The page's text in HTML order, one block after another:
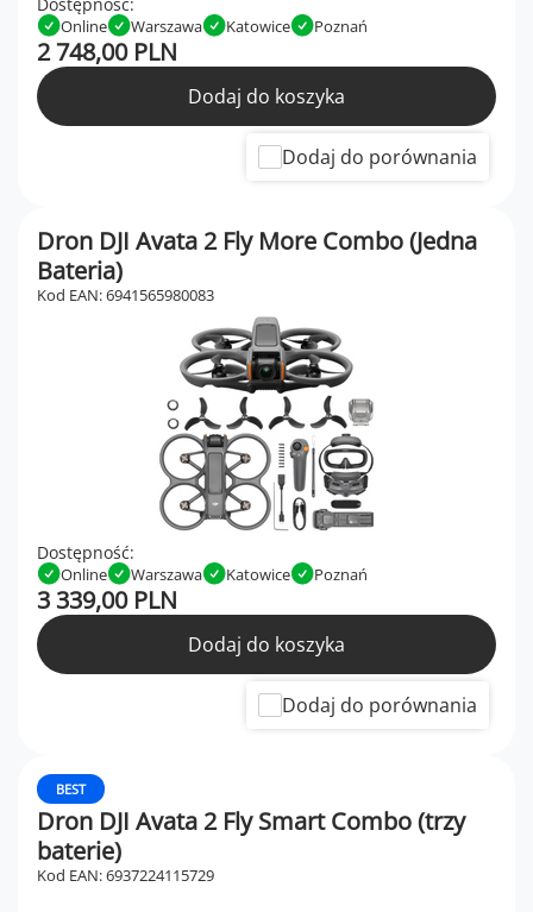
Online Warszawa Katowice Poznań
2 748,00 PLN
Dodaj do koszyka
Dodaj do porównania
Dron DJI Avata 2 Fly More Combo (Jedna
Bateria)
Kod EAN: 6941565980083
Dostępność:
Online Warszawa Katowice Poznań
3 339,00 PLN
Dodaj do koszyka
Dodaj do porównania
BEST
Dron DJI Avata 2 Fly Smart Combo (trzy
baterie)
Kod EAN: 6937224115729